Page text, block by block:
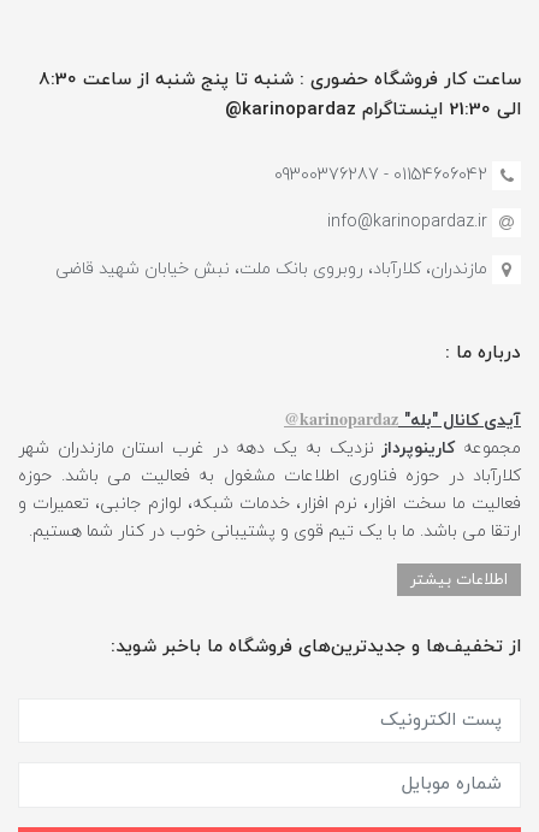
ساعت کار فروشگاه حضوری : شنبه تا پنج شنبه از ساعت 8:30
الی 21:30 اینستاگرام karinopardaz@
01154606042 - 09300376287
info@karinopardaz.ir
مازندران، کلارآباد، روبروی بانک ملت، نبش خیابان شهید قاضی
درباره ما :
آیدی کانال "بله" karinopardaz@
مجموعهکارینوپرداز نزدیک به یک دهه در غرب استان مازندران شهر
کلارآباد در حوزه فناوری اطلاعات مشغول به فعالیت می باشد. حوزه
فعالیت ما سخت افزار، نرم افزار، خدمات شبکه، لوازم جانبی، تعمیرات و
ارتقا می باشد. ما با یک تیم قوی و پشتیبانی خوب در کنار شما هستیم.
اطلاعات بیشتر
از تخفیف‌ها و جدیدترین‌های فروشگاه ما باخبر شوید: